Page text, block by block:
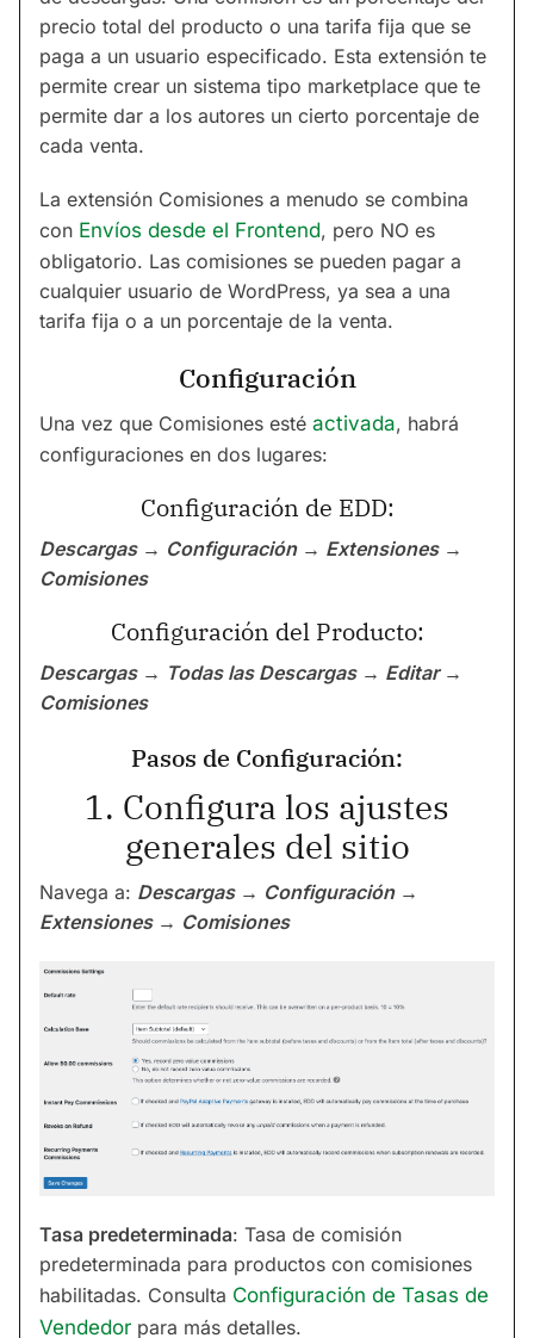
precio total del producto o una tarifa fija que se
paga a un usuario especificado. Esta extensión te
permite crear un sistema tipo marketplace que te
permite dar a los autores un cierto porcentaje de
cada venta.
La extensión Comisiones a menudo se combina
con Envíos desde el Frontend, pero NO es
obligatorio. Las comisiones se pueden pagar a
cualquier usuario de WordPress, ya sea a una
tarifa fija o a un porcentaje de la venta.
Configuración
Una vez que Comisiones esté activada, habrá
configuraciones en dos lugares:
Configuración de EDD:
Descargas → Configuración → Extensiones →
Comisiones
Configuración del Producto:
Descargas → Todas las Descargas → Editar →
Comisiones
Pasos de Configuración:
1. Configura los ajustes
generales del sitio
Navega a: Descargas → Configuración →
Extensiones → Comisiones
Tasa predeterminada: Tasa de comisión
predeterminada para productos con comisiones
habilitadas. Consulta Configuración de Tasas de
Vendedor para más detalles.